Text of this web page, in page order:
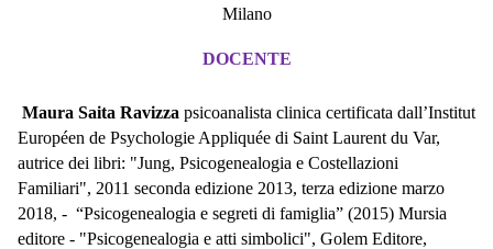
Milano
DOCENTE
Maura Saita Ravizza psicoanalista clinica certificata dall’Institut
Européen de Psychologie Appliquée di Saint Laurent du Var,
autrice dei libri: "Jung, Psicogenealogia e Costellazioni
Familiari", 2011 seconda edizione 2013, terza edizione marzo
2018, - “Psicogenealogia e segreti di famiglia” (2015) Mursia
editore - "Psicogenealogia e atti simbolici", Golem Editore,